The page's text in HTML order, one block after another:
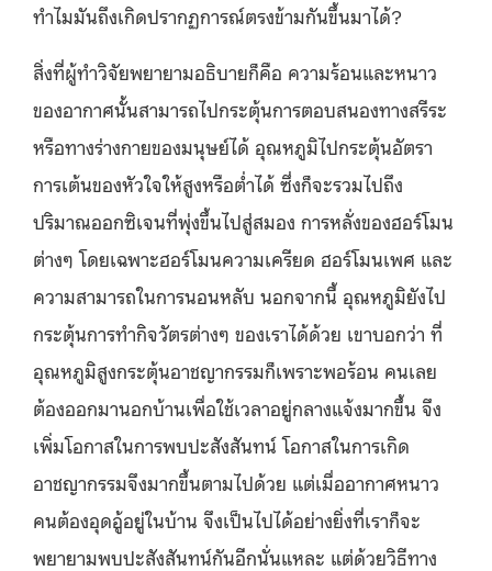
ทำไมมันถึงเกิดปรากฏการณ์ตรงข้ามกันขึ้นมาได้?
สิ่งที่ผู้ทำวิจัยพยายามอธิบายก็คือ ความร้อนและหนาว
ของอากาศนั้นสามารถไปกระตุ้นการตอบสนองทางสรีระ
หรือทางร่างกายของมนุษย์ได้ อุณหภูมิไปกระตุ้นอัตรา
การเต้นของหัวใจให้สูงหรือต่ำได้ ซึ่งก็จะรวมไปถึง
ปริมาณออกซิเจนที่พุ่งขึ้นไปสู่สมอง การหลั่งของฮอร์โมน
ต่างๆ โดยเฉพาะฮอร์โมนความเครียด ฮอร์โมนเพศ และ
ความสามารถในการนอนหลับ นอกจากนี้ อุณหภูมิยังไป
กระตุ้นการทำกิจวัตรต่างๆ ของเราได้ด้วย เขาบอกว่า ที่
อุณหภูมิสูงกระตุ้นอาชญากรรมก็เพราะพอร้อน คนเลย
ต้องออกมานอกบ้านเพื่อใช้เวลาอยู่กลางแจ้งมากขึ้น จึง
เพิ่มโอกาสในการพบปะสังสันทน์ โอกาสในการเกิด
อาชญากรรมจึงมากขึ้นตามไปด้วย แต่เมื่ออากาศหนาว
คนต้องอุดอู้อยู่ในบ้าน จึงเป็นไปได้อย่างยิ่งที่เราก็จะ
พยายามพบปะสังสันทน์กันอีกนั่นแหละ แต่ด้วยวิธีทาง